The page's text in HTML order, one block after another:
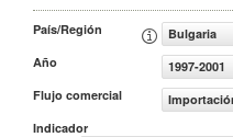
País/Región
Bulgaria
Año
1997-2001
Flujo comercial
Indicador